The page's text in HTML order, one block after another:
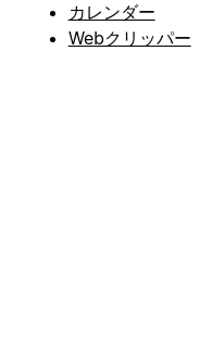
カレンダー
Webクリッパー